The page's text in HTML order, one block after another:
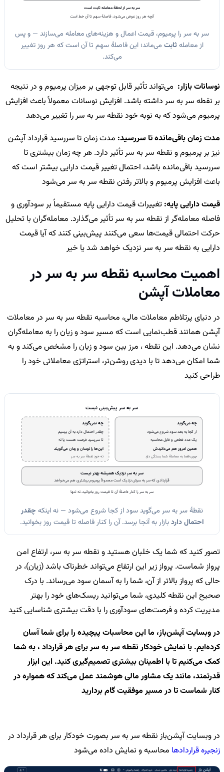
سر به سر از لحظهٔ معامله ثابت است
آنچه هر روز عوض می‌شود، فاصلهٔ سهم تا آن خط است
سر به سر را پرمیوم، قیمت اعمال و هزینه‌های معامله می‌سازند — و پس
از معاملهثابت می‌ماند؛ این فاصلهٔ سهم تا آن است که هر روز تغییر
می‌کند.
نوسانات بازار: می‌تواند تأثیر قابل توجهی بر میزان پرمیوم و در نتیجه
بر نقطه سر به سر داشته باشد. افزایش نوسانات معمولاً باعث افزایش
پرمیوم می‌شود که به نوبه خود نقطه سر به سر را تغییر می‌دهد
مدت زمان باقی‌مانده تا سررسید: مدت زمان تا سررسید قرارداد آپشن
نیز بر پرمیوم و نقطه سر به سر تأثیر دارد. هر چه زمان بیشتری تا
سررسید باقی‌مانده باشد، احتمال تغییر قیمت دارایی بیشتر است که
باعث افزایش پرمیوم و بالاتر رفتن نقطه سر به سر می‌شود
قیمت دارایی پایه: تغییرات قیمت دارایی پایه مستقیماً بر سودآوری و
فاصله معامله‌گر از نقطه سر به سر تأثیر می‌گذارد. معامله‌گران با تحلیل
حرکت احتمالی قیمت‌ها سعی می‌کنند پیش‌بینی کنند که آیا قیمت
دارایی به نقطه سر به سر نزدیک خواهد شد یا خیر
اهمیت محاسبه نقطه سر به سر در
معاملات آپشن
در دنیای پرتلاطم معاملات مالی، محاسبه نقطه سر به سر در معاملات
آپشن همانند قطب‌نمایی است که مسیر سود و زیان را به معامله‌گران
نشان می‌دهد. این نقطه ، مرز بین سود و زیان را مشخص می‌کند و به
شما امکان می‌دهد تا با دیدی روشن‌تر، استراتژی معاملاتی خود را
طراحی کنید
سر به سر پیش‌بینی نیست
چه می‌گوید
از کجا به بعد سود شروع می‌شود
یک عدد قطعی و قابل محاسبه
همین امروز هم می‌دانیدش
چون فقط به معاملهٔ شما بستگی دارد
چه نمی‌گوید
چقدر احتمال دارد به آن برسیم
تا سررسید فرصت هست یا نه
این‌ها را نوسان و زمان می‌گویند
نه خودِ نقطهٔ سر به سر
سر به سرِ نزدیک همیشه بهتر نیست
قراردادی که سر به سرش نزدیک است معمولاً پرمیوم بیشتری هم می‌خواهد
سر به سر را کنار فاصلهٔ آن تا قیمت روز بخوانید، نه تنها
نقطهٔ سر به سر می‌گوید سود از کجا شروع می‌شود — نه اینکه چقدر
احتمال داردبازار به آنجا برسد. آن را کنار فاصله تا قیمت روز بخوانید.
تصور کنید که شما یک خلبان هستید و نقطه سر به سر، ارتفاع امن
پرواز شماست. پرواز زیر این ارتفاع می‌تواند خطرناک باشد (زیان)، در
حالی که پرواز بالاتر از آن، شما را به آسمان سود می‌رساند. با درک
صحیح این نقطه کلیدی، شما می‌توانید ریسک‌های خود را بهتر
مدیریت کرده و فرصت‌های سودآوری را با دقت بیشتری شناسایی کنید
در وبسایت آپشن‌باز، ما این محاسبات پیچیده را برای شما آسان
کرده‌ایم. با نمایش خودکار نقطه سر به سر برای هر قرارداد ، به شما
کمک می‌کنیم تا با اطمینان بیشتری تصمیم‌گیری کنید. این ابزار
قدرتمند، مانند یک مشاور مالی هوشمند عمل می‌کند که همواره در
کنار شماست تا در مسیر موفقیت گام بردارید
در وبسایت آپشن‌باز نقطه سر به سر بصورت خودکار برای هر قرارداد در
زنجیره قراردادها محاسبه و نمایش داده می‌شود